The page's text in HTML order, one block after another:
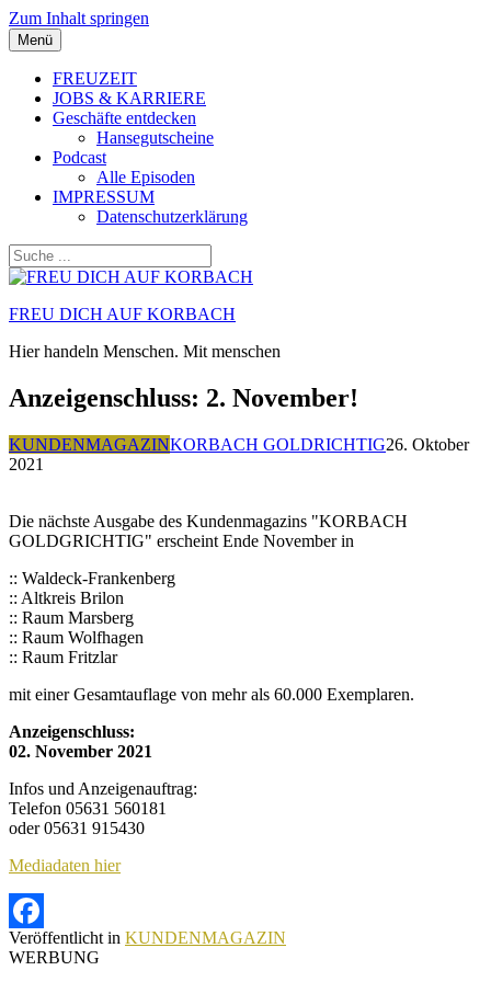
Zum Inhalt springen
Menü
FREUZEIT
JOBS & KARRIERE
Geschäfte entdecken
Hansegutscheine
Podcast
Alle Episoden
IMPRESSUM
Datenschutzerklärung
FREU DICH AUF KORBACH
Hier handeln Menschen. Mit menschen
Anzeigenschluss: 2. November!
KUNDENMAGAZINKORBACH GOLDRICHTIG26. Oktober
2021
Die nächste Ausgabe des Kundenmagazins "KORBACH
GOLDGRICHTIG" erscheint Ende November in
:: Waldeck-Frankenberg
:: Altkreis Brilon
:: Raum Marsberg
:: Raum Wolfhagen
:: Raum Fritzlar
mit einer Gesamtauflage von mehr als 60.000 Exemplaren.
Anzeigenschluss:
02. November 2021
Infos und Anzeigenauftrag:
Telefon 05631 560181
oder 05631 915430
Mediadaten hier
Facebook
Veröffentlicht in KUNDENMAGAZIN
WERBUNG